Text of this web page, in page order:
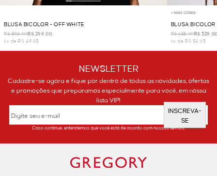
BLUSA BICOLOR - OFF WHITE
R$ 598,00R$ 299,00
6x de R$ 49,83
+ MAIS CORES
BLUSA
R$ 655,00R$
6x de R$ 54,83
NEWSLETTER
Cadastre-se agora e fique por dentro de todas as novidades, ofertas
e promoções que preparamos especialmente para você, em nossa
lista VIP!
INSCREVA-
SE
Caso continue, entendemos que você está de acordo com nossos termos.